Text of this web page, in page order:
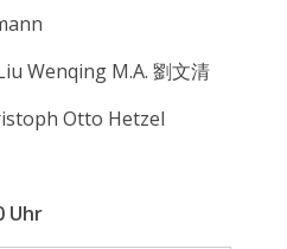
Wenqing M.A. 劉文清
Otto Hetzel
Uhr